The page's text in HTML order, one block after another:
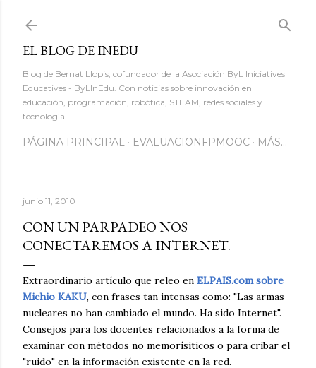
EL BLOG DE INEDU
Blog de Bernat Llopis, cofundador de la Asociación ByL Iniciatives
Educatives - ByLInEdu. Con noticias sobre innovación en
educación, programación, robótica, STEAM, redes sociales y
tecnología.
PÁGINA PRINCIPAL EVALUACIONFPMOOC MÁS…
junio 11, 2010
CON UN PARPADEO NOS
CONECTAREMOS A INTERNET.
Extraordinario artículo que releo en ELPAIS.com sobre
Michio KAKU, con frases tan intensas como: "Las armas
nucleares no han cambiado el mundo. Ha sido Internet".
Consejos para los docentes relacionados a la forma de
examinar con métodos no memorísiticos o para cribar el
"ruido" en la información existente en la red.